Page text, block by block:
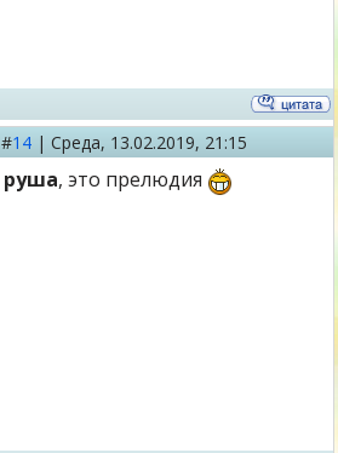
#14 | Среда, 13.02.2019, 21:15
руша, это прелюдия